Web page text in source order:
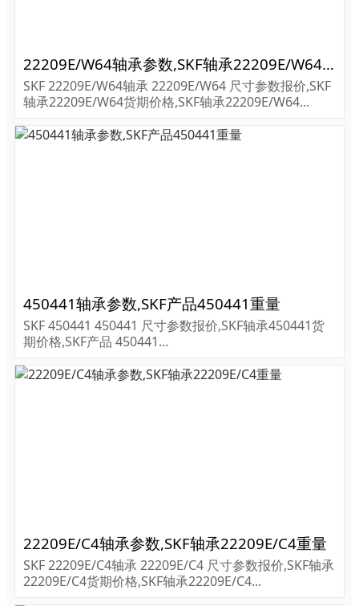
22209E/W64轴承参数,SKF轴承22209E/W64重量
SKF 22209E/W64轴承 22209E/W64 尺寸参数报价,SKF
轴承22209E/W64货期价格,SKF轴承22209E/W64...
450441轴承参数,SKF产品450441重量
SKF 450441 450441 尺寸参数报价,SKF轴承450441货
期价格,SKF产品 450441...
22209E/C4轴承参数,SKF轴承22209E/C4重量
SKF 22209E/C4轴承 22209E/C4 尺寸参数报价,SKF轴承
22209E/C4货期价格,SKF轴承22209E/C4...